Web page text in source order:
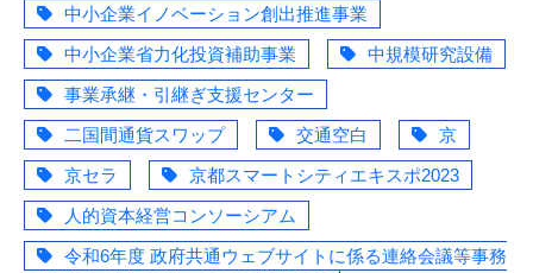
中小企業イノベーション創出推進事業
中小企業省力化投資補助事業
中規模研究設備
事業承継・引継ぎ支援センター
二国間通貨スワップ
交通空白
京
京セラ
京都スマートシティエキスポ2023
人的資本経営コンソーシアム
令和6年度 政府共通ウェブサイトに係る連絡会議等事務